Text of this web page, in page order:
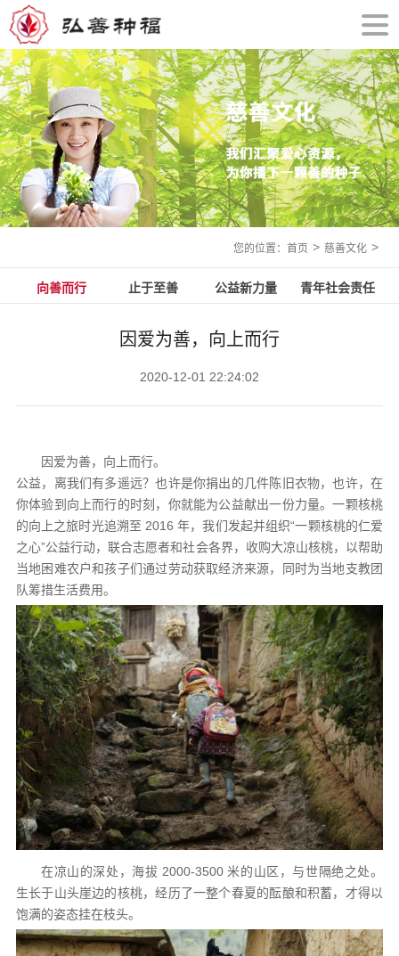
您的位置：首页 > 慈善文化 >
向善而行 止于至善 公益新力量 青年社会责任
因爱为善，向上而行
2020-12-01 22:24:02
因爱为善，向上而行。
公益，离我们有多遥远？也许是你捐出的几件陈旧衣物，也许，在
你体验到向上而行的时刻，你就能为公益献出一份力量。一颗核桃
的向上之旅时光追溯至 2016 年，我们发起并组织“一颗核桃的仁爱
之心”公益行动，联合志愿者和社会各界，收购大凉山核桃，以帮助
当地困难农户和孩子们通过劳动获取经济来源，同时为当地支教团
队筹措生活费用。
在凉山的深处，海拔 2000-3500 米的山区，与世隔绝之处。
生长于山头崖边的核桃，经历了一整个春夏的酝酿和积蓄，才得以
饱满的姿态挂在枝头。